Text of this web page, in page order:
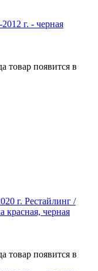
г. - черная
товар появится в
г. Рестайлинг /
черная
товар появится в